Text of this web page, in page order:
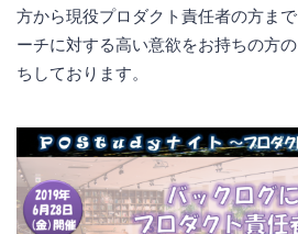
方から現役プロダクト責任者の方ま
ーチに対する高い意欲をお持ちの方
ちしております。